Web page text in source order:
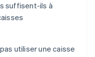
suffisent-ils à
utiliser une caisse